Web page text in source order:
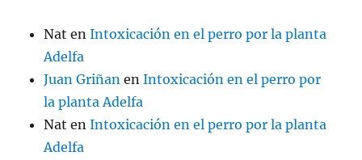
Nat enIntoxicación en el perro por la planta
Adelfa
Juan Griñan enIntoxicación en el perro por
la planta Adelfa
Nat enIntoxicación en el perro por la planta
Adelfa